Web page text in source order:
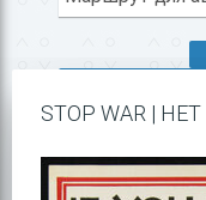
STOP WAR |